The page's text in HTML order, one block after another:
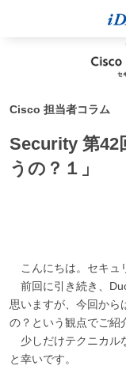
Cisco 担当者コラム
Security 第42
うの？１」
こんにちは。セキュ
前回に引き続き、
思いますが、今回から
の？という観点でご紹
少しだけテクニカル
と幸いです。